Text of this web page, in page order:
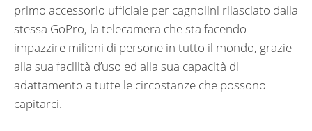
primo accessorio ufficiale per cagnolini rilasciato dalla
stessa GoPro, la telecamera che sta facendo
impazzire milioni di persone in tutto il mondo, grazie
alla sua facilità d’uso ed alla sua capacità di
adattamento a tutte le circostanze che possono
capitarci.